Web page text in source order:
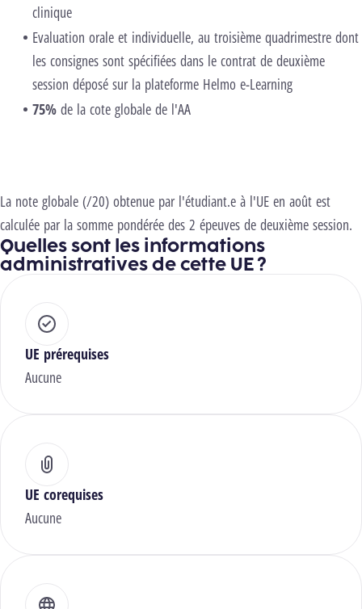
clinique
Evaluation orale et individuelle, au troisième quadrimestre dont
les consignes sont spécifiées dans le contrat de deuxième
session déposé sur la plateforme Helmo e-Learning
75% de la cote globale de l'AA
La note globale (/20) obtenue par l'étudiant.e à l'UE en août est
calculée par la somme pondérée des 2 épeuves de deuxième session.
Quelles sont les informations
administratives de cette UE ?
UE prérequises
Aucune
UE corequises
Aucune